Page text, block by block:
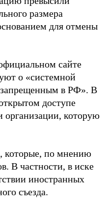
размера
для отмены
сайте
о «системной
запрещенным в РФ». В
доступе
организации, которую
которые, по мнению
В частности, в иске
иностранных
съезда.